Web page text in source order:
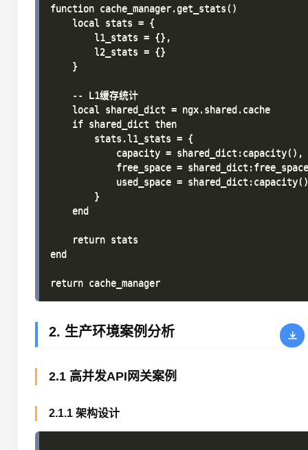
function cache_manager.get_stats()
    local stats = {
        l1_stats = {},
        l2_stats = {}
    }
    -- L1缓存统计
    local shared_dict = ngx.shared.cache
    if shared_dict then
        stats.l1_stats = {
            capacity = shared_dict:capacity(),
free_space =
used_space =
        }
    end
    return stats
end
2. 生产环境案例分析
2.1 高并发API网关案例
2.1.1 架构设计